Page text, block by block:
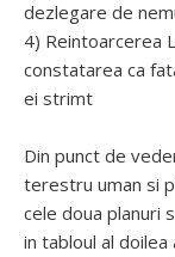
dezlegare de
4) Reintoarcerea
constatarea ca
ei strimt
Din punct de
terestru uman si
cele doua planuri
in tabloul al